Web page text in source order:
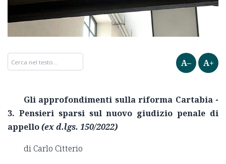
A– A+
Gli approfondimenti sulla riforma Cartabia -
3. Pensieri sparsi sul nuovo giudizio penale di
appello(ex d.lgs. 150/2022)
di Carlo Citterio